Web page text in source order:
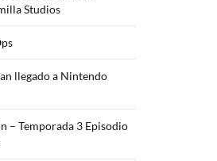
Studios
llegado a Nintendo
– Temporada 3 Episodio